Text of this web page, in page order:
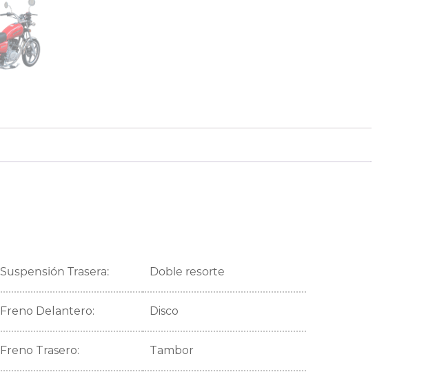
Suspensión Trasera: Doble resorte
Freno Delantero: Disco
Freno Trasero: Tambor